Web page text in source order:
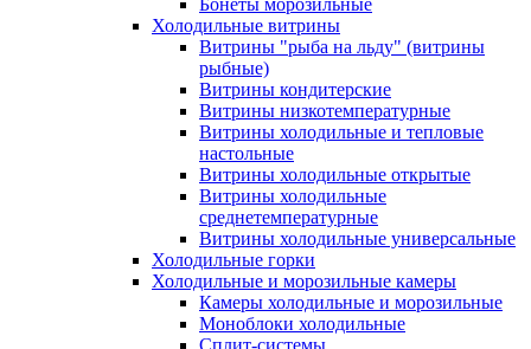
Бонеты морозильные
Холодильные витрины
Витрины "рыба на льду" (витрины
рыбные)
Витрины кондитерские
Витрины низкотемпературные
Витрины холодильные и тепловые
настольные
Витрины холодильные открытые
Витрины холодильные
среднетемпературные
Витрины холодильные универсальные
Холодильные горки
Холодильные и морозильные камеры
Камеры холодильные и морозильные
Моноблоки холодильные
Сплит-системы